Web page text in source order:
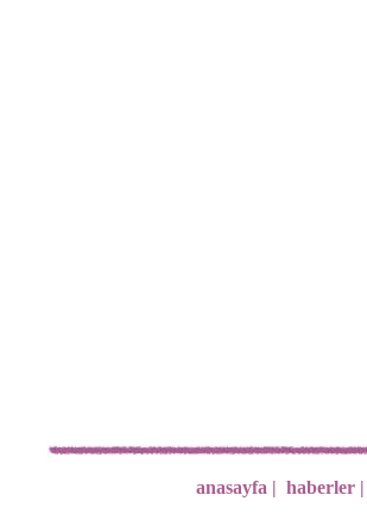
anasayfa | haberler |